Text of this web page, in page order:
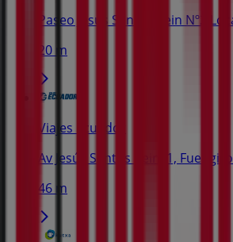
Paseo Jesús Santos Rein Nº2
20 m
Viajes Ecuador
Av Jesús Santos Rein, 1,
46 m